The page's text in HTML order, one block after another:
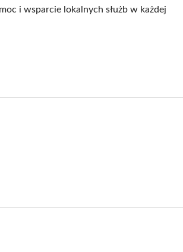
i wsparcie lokalnych służb w każdej